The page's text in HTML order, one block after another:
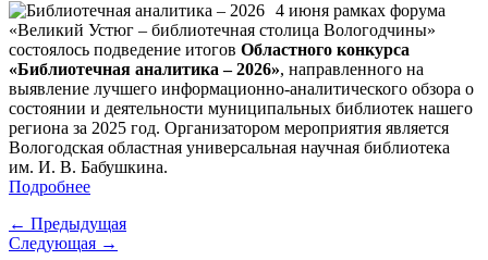
4 июня рамках форума
«Великий Устюг – библиотечная столица Вологодчины»
состоялось подведение итогов Областного конкурса
«Библиотечная аналитика – 2026», направленного на
выявление лучшего информационно-аналитического обзора о
состоянии и деятельности муниципальных библиотек нашего
региона за 2025 год. Организатором мероприятия является
Вологодская областная универсальная научная библиотека
им. И. В. Бабушкина.
Подробнее
← Предыдущая
Следующая →